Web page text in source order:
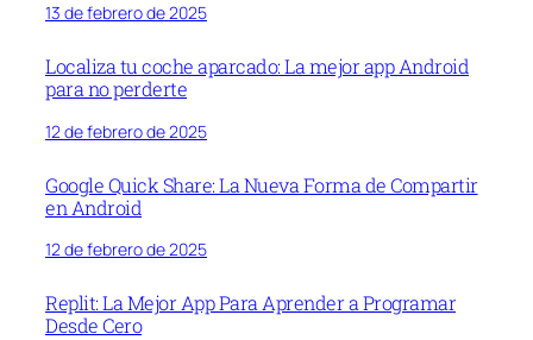
13 de febrero de 2025
Localiza tu coche aparcado: La mejor app Android
para no perderte
12 de febrero de 2025
Google Quick Share: La Nueva Forma de Compartir
en Android
12 de febrero de 2025
Replit: La Mejor App Para Aprender a Programar
Desde Cero